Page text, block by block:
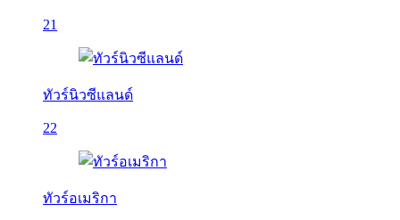
21
ทัวร์นิวซีแลนด์
22
ทัวร์อเมริกา